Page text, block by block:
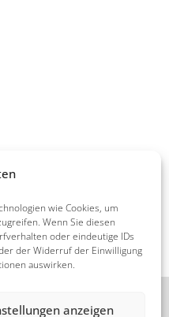
wie Cookies, um
Wenn Sie diesen
oder eindeutige IDs
der Widerruf der Einwilligung
auswirken.
anzeigen
I